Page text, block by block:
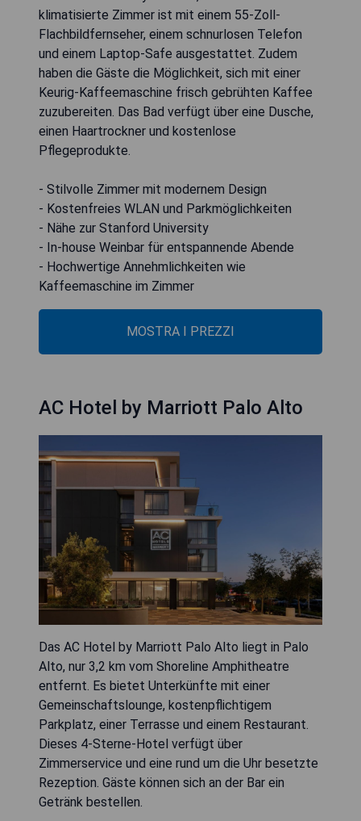
klimatisierte Zimmer ist mit einem 55-Zoll-
Flachbildfernseher, einem schnurlosen Telefon
und einem Laptop-Safe ausgestattet. Zudem
haben die Gäste die Möglichkeit, sich mit einer
Keurig-Kaffeemaschine frisch gebrühten Kaffee
zuzubereiten. Das Bad verfügt über eine Dusche,
einen Haartrockner und kostenlose
Pflegeprodukte.
- Stilvolle Zimmer mit modernem Design
- Kostenfreies WLAN und Parkmöglichkeiten
- Nähe zur Stanford University
- In-house Weinbar für entspannende Abende
- Hochwertige Annehmlichkeiten wie
Kaffeemaschine im Zimmer
MOSTRA I PREZZI
AC Hotel by Marriott Palo Alto
Das AC Hotel by Marriott Palo Alto liegt in Palo
Alto, nur 3,2 km vom Shoreline Amphitheatre
entfernt. Es bietet Unterkünfte mit einer
Gemeinschaftslounge, kostenpflichtigem
Parkplatz, einer Terrasse und einem Restaurant.
Dieses 4-Sterne-Hotel verfügt über
Zimmerservice und eine rund um die Uhr besetzte
Rezeption. Gäste können sich an der Bar ein
Getränk bestellen.